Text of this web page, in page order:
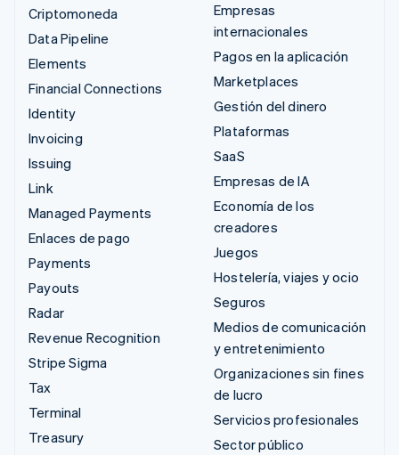
Criptomoneda
Data Pipeline
Elements
Financial Connections
Identity
Invoicing
Issuing
Link
Managed Payments
Enlaces de pago
Payments
Payouts
Radar
Revenue Recognition
Stripe Sigma
Tax
Terminal
Treasury
Empresas
internacionales
Pagos en la aplicación
Marketplaces
Gestión del dinero
Plataformas
SaaS
Empresas de IA
Economía de los
creadores
Juegos
Hostelería, viajes y ocio
Seguros
Medios de comunicación
y entretenimiento
Organizaciones sin fines
de lucro
Servicios profesionales
Sector público